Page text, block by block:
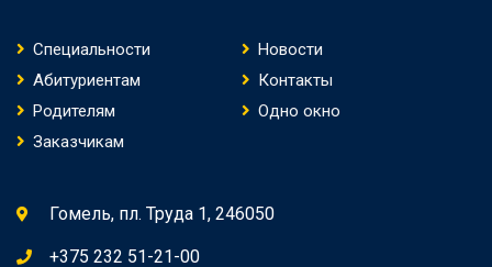
Специальности
Новости
Абитуриентам
Контакты
Родителям
Одно окно
Заказчикам
Гомель, пл. Труда 1, 246050
+375 232 51-21-00